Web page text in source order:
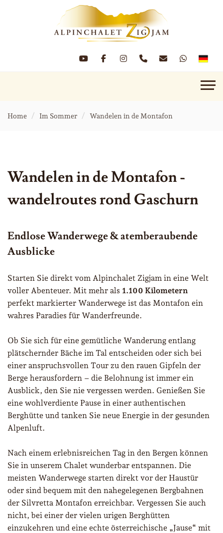
Home Im Sommer Wandelen in de Montafon
Wandelen in de Montafon -
wandelroutes rond Gaschurn
Endlose Wanderwege & atemberaubende
Ausblicke
Starten Sie direkt vom Alpinchalet Zigjam in eine Welt
voller Abenteuer. Mit mehr als 1.100 Kilometern
perfekt markierter Wanderwege ist das Montafon ein
wahres Paradies für Wanderfreunde.
Ob Sie sich für eine gemütliche Wanderung entlang
plätschernder Bäche im Tal entscheiden oder sich bei
einer anspruchsvollen Tour zu den rauen Gipfeln der
Berge herausfordern – die Belohnung ist immer ein
Ausblick, den Sie nie vergessen werden. Genießen Sie
eine wohlverdiente Pause in einer authentischen
Berghütte und tanken Sie neue Energie in der gesunden
Alpenluft.
Nach einem erlebnisreichen Tag in den Bergen können
Sie in unserem Chalet wunderbar entspannen. Die
meisten Wanderwege starten direkt vor der Haustür
oder sind bequem mit den nahegelegenen Bergbahnen
der Silvretta Montafon erreichbar. Vergessen Sie auch
nicht, bei einer der vielen urigen Berghütten
einzukehren und eine echte österreichische „Jause“ mit